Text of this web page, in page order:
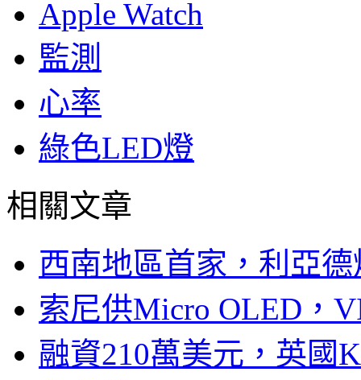
Apple Watch
監測
心率
綠色LED燈
相關文章
西南地區首家，利亞
索尼供Micro OLED，
融資210萬美元，英國